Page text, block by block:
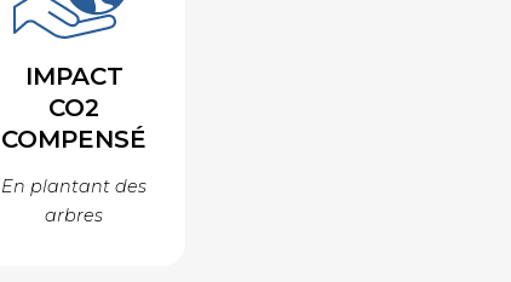
IMPACT
CO2
COMPENSÉ
En plantant des
arbres